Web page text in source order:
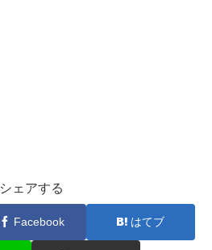
シェアする
Facebook はてブ